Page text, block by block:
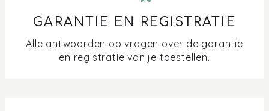
GARANTIE EN REGISTRATIE
Alle antwoorden op vragen over de garantie
en registratie van je toestellen.